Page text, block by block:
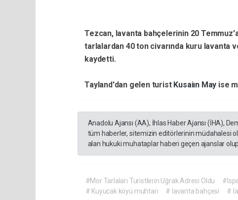
Tezcan, lavanta bahçelerinin 20
tarlalardan 40 ton civarında kuru lavanta
kaydetti.
Tayland'dan gelen turist Kusaiın May ise
Anadolu Ajansı (AA), İhlas Haber Ajansı (İHA),
tüm haberler, sitemizin editörlerinin müdahalesi
alan hukuki muhataplar haberi geçen ajanslar
#Mor Tarlaları Turistlerin Uğrak Adresi Oldu
# Kuyucak köyü muhtarı
# lavanta bahçesi #